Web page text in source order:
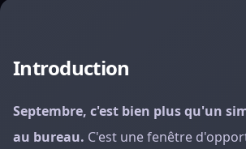
Introduction
Septembre, c'est bien plus qu'un
au bureau. C'est une fenêtre